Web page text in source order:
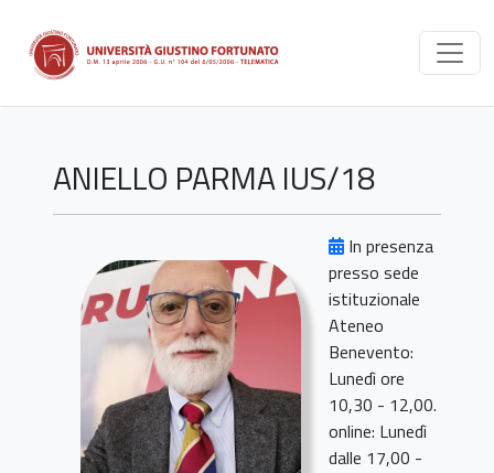
ANIELLO PARMA IUS/18
In presenza
presso sede
istituzionale
Ateneo
Benevento:
Lunedì ore
10,30 - 12,00.
online: Lunedì
dalle 17,00 -